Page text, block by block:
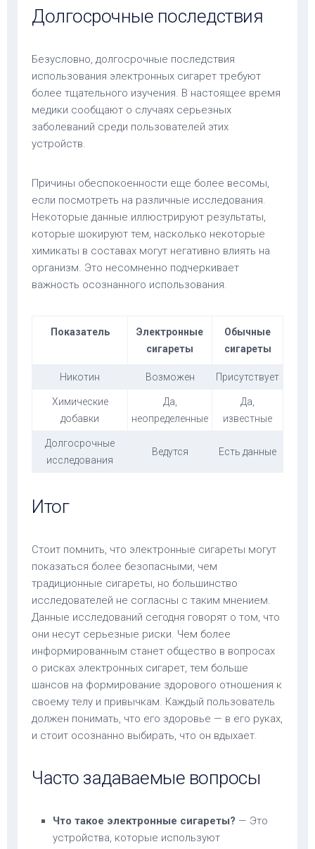
Долгосрочные последствия
Безусловно, долгосрочные последствия
использования электронных сигарет требуют
более тщательного изучения. В настоящее время
медики сообщают о случаях серьезных
заболеваний среди пользователей этих
устройств.
Причины обеспокоенности еще более весомы,
если посмотреть на различные исследования.
Некоторые данные иллюстрируют результаты,
которые шокируют тем, насколько некоторые
химикаты в составах могут негативно влиять на
организм. Это несомненно подчеркивает
важность осознанного использования.
Показатель
Электронные
сигареты
Обычные
сигареты
Никотин Возможен Присутствует
Химические
добавки
Да,
неопределенные
Да,
известные
Долгосрочные
исследования
Ведутся Есть данные
Итог
Стоит помнить, что электронные сигареты могут
показаться более безопасными, чем
традиционные сигареты, но большинство
исследователей не согласны с таким мнением.
Данные исследований сегодня говорят о том, что
они несут серьезные риски. Чем более
информированным станет общество в вопросах
о рисках электронных сигарет, тем больше
шансов на формирование здорового отношения к
своему телу и привычкам. Каждый пользователь
должен понимать, что его здоровье — в его руках,
и стоит осознанно выбирать, что он вдыхает.
Часто задаваемые вопросы
Что такое электронные сигареты? — Это
устройства, которые используют